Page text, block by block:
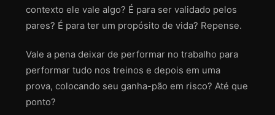
contexto ele vale algo? É para ser validado pelos
pares? É para ter um propósito de vida? Repense.
Vale a pena deixar de performar no trabalho para
performar tudo nos treinos e depois em uma
prova, colocando seu ganha-pão em risco? Até que
ponto?